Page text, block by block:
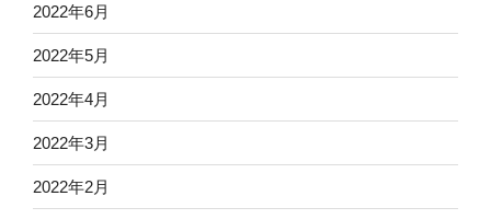
2022年6月
2022年5月
2022年4月
2022年3月
2022年2月